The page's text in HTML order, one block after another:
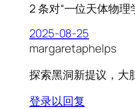
2 条对“一位天体物
2025-08-25
margaretaphelps
探索黑洞新提议，大
登录以回复